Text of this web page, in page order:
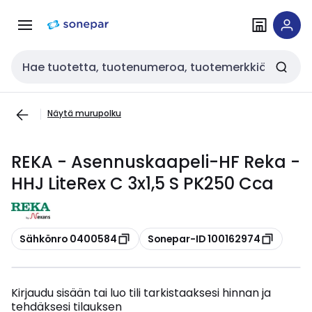
navigointiinsisältöön
Haku
Näytä murupolku
REKA - Asennuskaapeli-HF Reka -
HHJ LiteRex C 3x1,5 S PK250 Cca
Kopioi
Sähkönro 0400584 Kopioi
Sonepar-ID 100162974
Kirjaudu sisään tai luo tili tarkistaaksesi hinnan ja
tehdäksesi tilauksen